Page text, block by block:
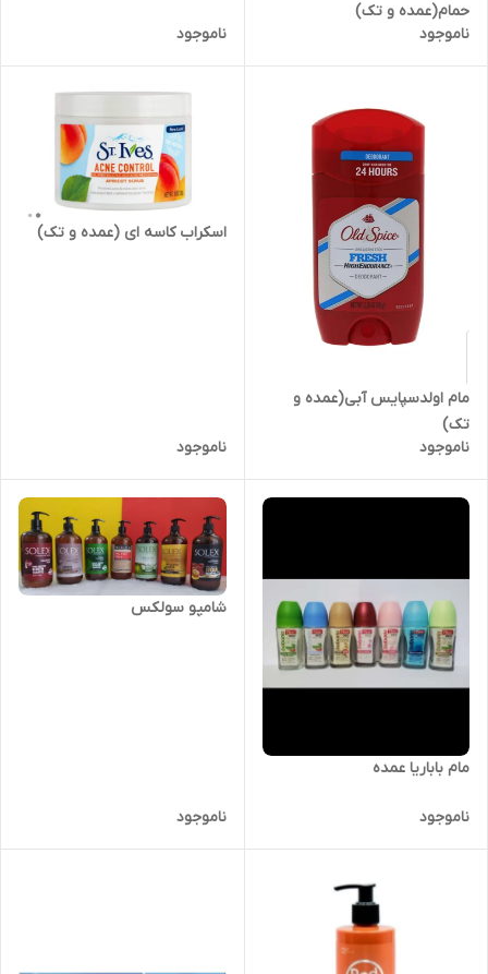
حمام(عمده و تک)
ناموجود
ناموجود
مام اولدسپایس آبی(عمده و
تک)
ناموجود
اسکراب کاسه ای (عمده و تک)
ناموجود
مام باباریا عمده
ناموجود
شامپو سولکس
ناموجود